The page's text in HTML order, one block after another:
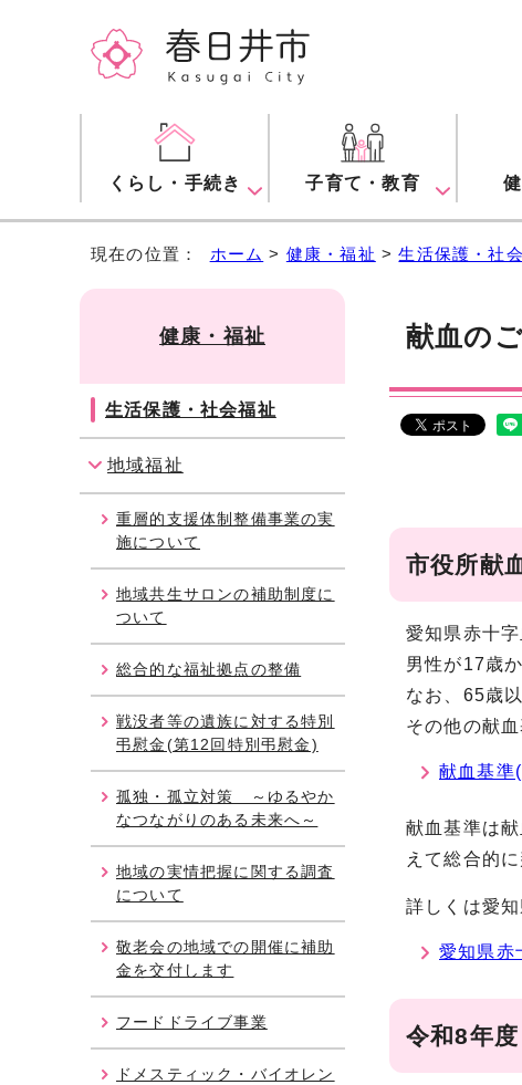
くらし・手続き 子育て・教育
現在の位置： ホーム > 健康・福祉 >生活保護・社
献血の
市役所献
愛知県赤十
男性が17歳
なお、65歳
その他の献
献血基準
献血基準は
えて総合的
詳しくは愛
愛知県赤
令和8年
健康・福祉
生活保護・社会福祉
地域福祉
重層的支援体制整備事業の実
施について
地域共生サロンの補助制度に
ついて
総合的な福祉拠点の整備
戦没者等の遺族に対する特別
弔慰金(第12回特別弔慰金)
孤独・孤立対策 ～ゆるやか
なつながりのある未来へ～
地域の実情把握に関する調査
について
敬老会の地域での開催に補助
金を交付します
フードドライブ事業
ドメスティック・バイオレン